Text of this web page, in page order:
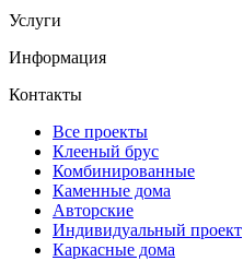
Услуги
Информация
Контакты
Все проекты
Клееный брус
Комбинированные
Каменные дома
Авторские
Индивидуальный проект
Каркасные дома